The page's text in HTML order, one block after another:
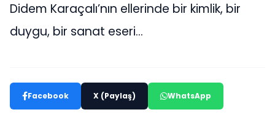
Didem Karaçalı’nın ellerinde bir kimlik, bir
duygu, bir sanat eseri…
Facebook X (Paylaş) WhatsApp